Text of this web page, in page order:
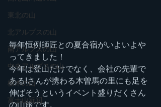
東北の山
北アルプスの山
南アルプスの山
中央アルプスの山
栃木の山
富士山近辺
毎年恒例師匠との夏合宿がいよいよや
ってきました！
今年は登山だけでなく、会社の先輩で
あるIさんが携わる木曽馬の里にも足を
伸ばそうというイベント盛りだくさん
の山旅です。